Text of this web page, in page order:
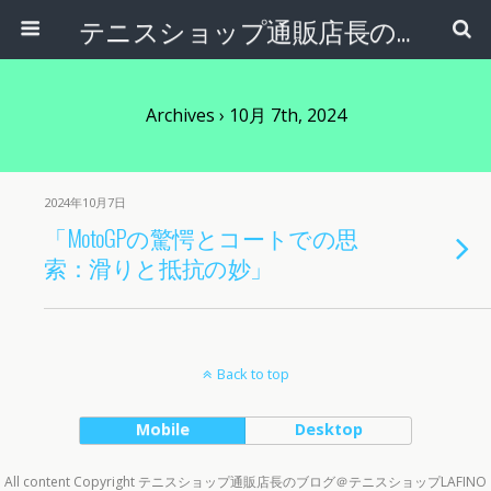
テニスショップ通販店長のブログ＠テニスショップLAFINO 西山克久
Archives › 10月 7th, 2024
2024年10月7日
「MotoGPの驚愕とコートでの思
索：滑りと抵抗の妙」
Back to top
Mobile Desktop
All content Copyright テニスショップ通販店長のブログ＠テニスショップLAFINO